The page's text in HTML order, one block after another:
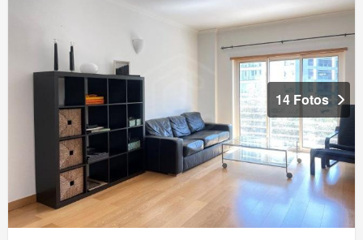
14 Fotos